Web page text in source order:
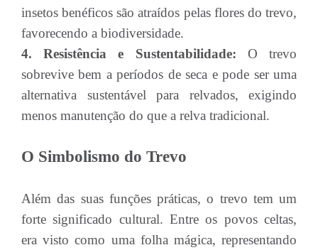
insetos benéficos são atraídos pelas flores do trevo,
favorecendo a biodiversidade.
4. Resistência e Sustentabilidade: O trevo
sobrevive bem a períodos de seca e pode ser uma
alternativa sustentável para relvados, exigindo
menos manutenção do que a relva tradicional.
O Simbolismo do Trevo
Além das suas funções práticas, o trevo tem um
forte significado cultural. Entre os povos celtas,
era visto como uma folha mágica, representando